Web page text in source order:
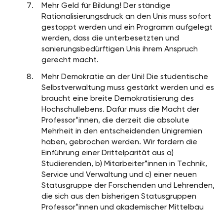
Mehr Geld für Bildung! Der ständige
Rationalisierungsdruck an den Unis muss sofort
gestoppt werden und ein Programm aufgelegt
werden, dass die unterbesetzten und
sanierungsbedürftigen Unis ihrem Anspruch
gerecht macht.
Mehr Demokratie an der Uni! Die studentische
Selbstverwaltung muss gestärkt werden und es
braucht eine breite Demokratisierung des
Hochschullebens. Dafür muss die Macht der
Professor*innen, die derzeit die absolute
Mehrheit in den entscheidenden Unigremien
haben, gebrochen werden. Wir fordern die
Einführung einer Drittelparität aus a)
Studierenden, b) Mitarbeiter*innen in Technik,
Service und Verwaltung und c) einer neuen
Statusgruppe der Forschenden und Lehrenden,
die sich aus den bisherigen Statusgruppen
Professor*innen und akademischer Mittelbau